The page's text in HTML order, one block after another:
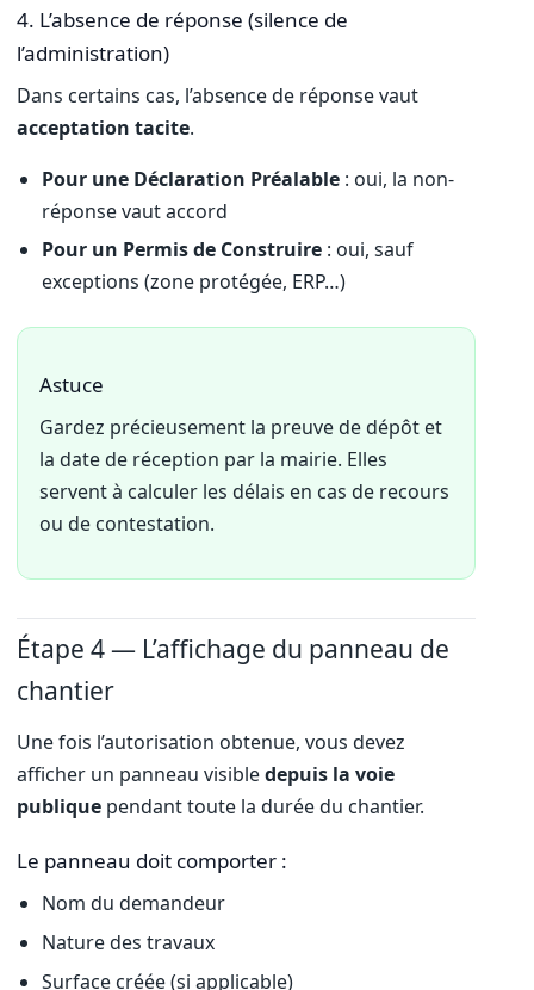
4. L’absence de réponse (silence de
l’administration)
Dans certains cas, l’absence de réponse vaut
acceptation tacite.
Pour une Déclaration Préalable: oui, la non-
réponse vaut accord
Pour un Permis de Construire: oui, sauf
exceptions (zone protégée, ERP…)
Astuce
Gardez précieusement la preuve de dépôt et
la date de réception par la mairie. Elles
servent à calculer les délais en cas de recours
ou de contestation.
Étape 4 — L’affichage du panneau de
chantier
Une fois l’autorisation obtenue, vous devez
afficher un panneau visibledepuis la voie
publique pendant toute la durée du chantier.
Le panneau doit comporter :
Nom du demandeur
Nature des travaux
Surface créée (si applicable)